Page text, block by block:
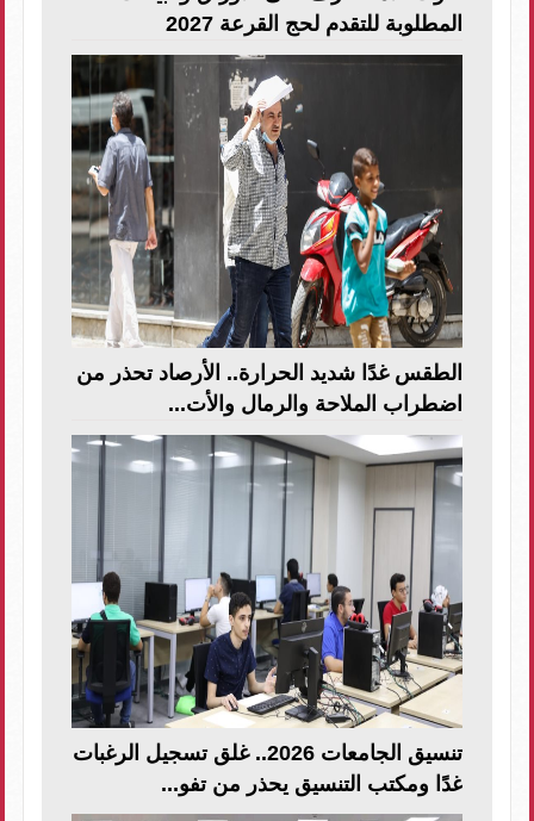
المطلوبة للتقدم لحج القرعة 2027
الطقس غدًا شديد الحرارة.. الأرصاد تحذر من
اضطراب الملاحة والرمال والأت...
تنسيق الجامعات 2026.. غلق تسجيل الرغبات
غدًا ومكتب التنسيق يحذر من تفو...